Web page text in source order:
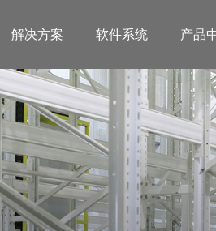
解决方案 软件系统 产品